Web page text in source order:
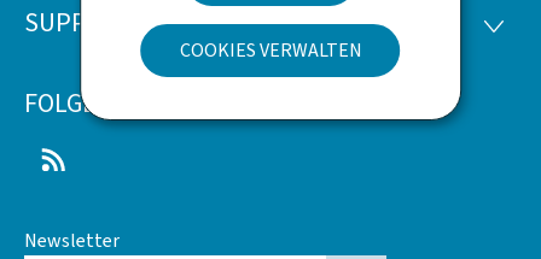
COOKIES VERWALTEN
SUPPORT
FOLGEN SIE UNS
Newsletter